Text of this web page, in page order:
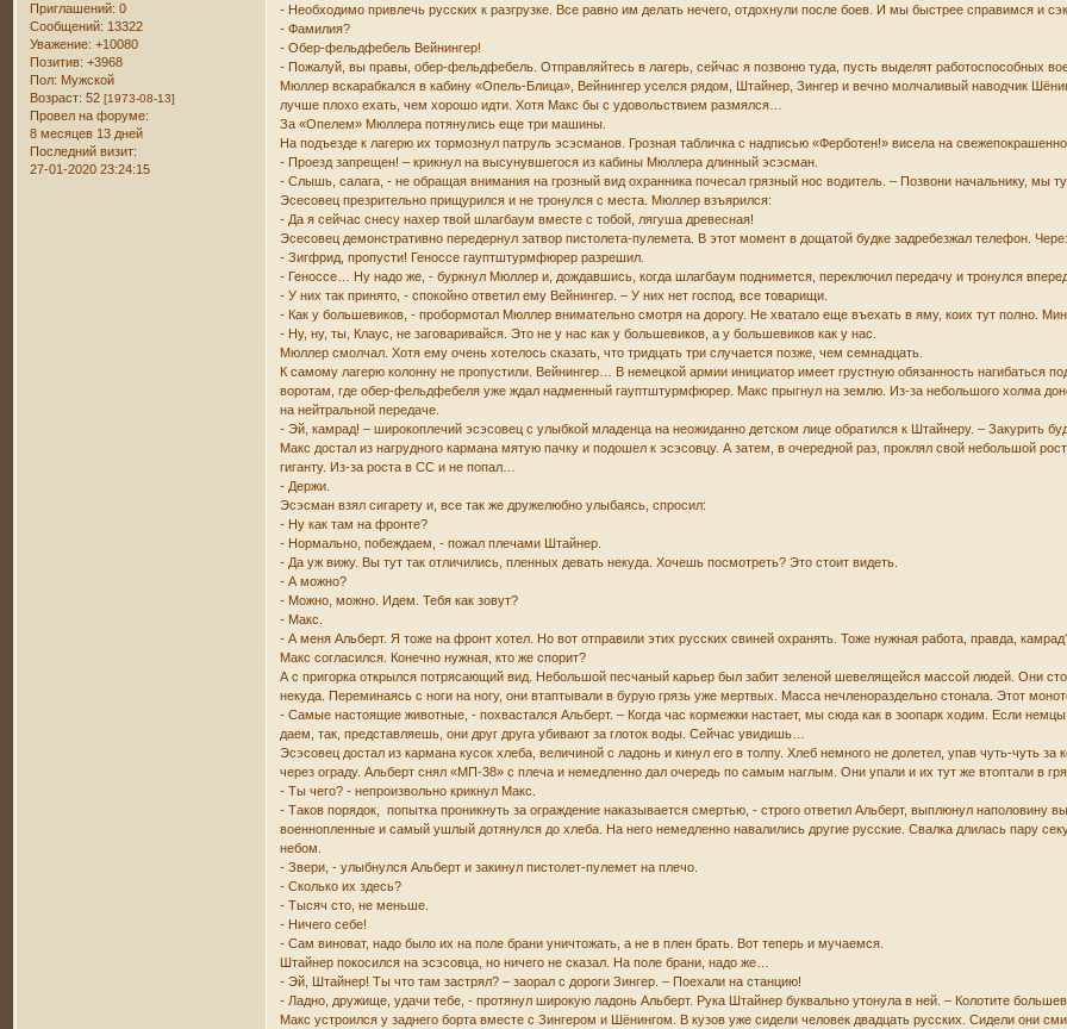
Приглашений: 0
Сообщений: 13322
Уважение: +10080
Позитив: +3968
Пол: Мужской
Возраст: 52[1973-08-13]
Провел на форуме:
8 месяцев 13 дней
Последний визит:
27-01-2020 23:24:15
- Необходимо привлечь русских к разгрузке. Все равно им делать нечего, отдохнули после боев. И мы быстрее справимся и
- Фамилия?
- Обер-фельдфебель Вейнингер!
- Пожалуй, вы правы, обер-фельдфебель. Отправляйтесь в лагерь, сейчас я позвоню туда, пусть выделят работоспособных
Мюллер вскарабкался в кабину «Опель-Блица», Вейнингер уселся рядом, Штайнер, Зингер и вечно молчаливый наводчик
лучше плохо ехать, чем хорошо идти. Хотя Макс бы с удовольствием размялся…
За «Опелем» Мюллера потянулись еще три машины.
На подъезде к лагерю их тормознул патруль эсэсманов. Грозная табличка с надписью «Ферботен!» висела на
- Проезд запрещен! – крикнул на высунувшегося из кабины Мюллера длинный эсэсман.
- Слышь, салага, - не обращая внимания на грозный вид охранника почесал грязный нос водитель. – Позвони начальнику, мы
Эсесовец презрительно прищурился и не тронулся с места. Мюллер взъярился:
- Да я сейчас снесу нахер твой шлагбаум вместе с тобой, лягуша древесная!
Эсесовец демонстративно передернул затвор пистолета-пулемета. В этот момент в дощатой будке задребезжал телефон.
- Зигфрид, пропусти! Геноссе гауптштурмфюрер разрешил.
- Геноссе… Ну надо же, - буркнул Мюллер и, дождавшись, когда шлагбаум поднимется, переключил передачу и тронулся
- У них так принято, - спокойно ответил ему Вейнингер. – У них нет господ, все товарищи.
- Как у большевиков, - пробормотал Мюллер внимательно смотря на дорогу. Не хватало еще въехать в яму, коих тут полно.
- Ну, ну, ты, Клаус, не заговаривайся. Это не у нас как у большевиков, а у большевиков как у нас.
Мюллер смолчал. Хотя ему очень хотелось сказать, что тридцать три случается позже, чем семнадцать.
К самому лагерю колонну не пропустили. Вейнингер… В немецкой армии инициатор имеет грустную обязанность нагибаться
воротам, где обер-фельдфебеля уже ждал надменный гауптштурмфюрер. Макс прыгнул на землю. Из-за небольшого холма
на нейтральной передаче.
- Эй, камрад! – широкоплечий эсэсовец с улыбкой младенца на неожиданно детском лице обратился к Штайнеру. – Закурить
Макс достал из нагрудного кармана мятую пачку и подошел к эсэсовцу. А затем, в очередной раз, проклял свой небольшой
гиганту. Из-за роста в СС и не попал…
- Держи.
Эсэсман взял сигарету и, все так же дружелюбно улыбаясь, спросил:
- Ну как там на фронте?
- Нормально, побеждаем, - пожал плечами Штайнер.
- Да уж вижу. Вы тут так отличились, пленных девать некуда. Хочешь посмотреть? Это стоит видеть.
- А можно?
- Можно, можно. Идем. Тебя как зовут?
- Макс.
- А меня Альберт. Я тоже на фронт хотел. Но вот отправили этих русских свиней охранять. Тоже нужная работа, правда,
Макс согласился. Конечно нужная, кто же спорит?
А с пригорка открылся потрясающий вид. Небольшой песчаный карьер был забит зеленой шевелящейся массой людей. Они
некуда. Переминаясь с ноги на ногу, они втаптывали в бурую грязь уже мертвых. Масса нечленораздельно стонала. Этот
- Самые настоящие животные, - похвастался Альберт. – Когда час кормежки настает, мы сюда как в зоопарк ходим. Если
даем, так, представляешь, они друг друга убивают за глоток воды. Сейчас увидишь…
Эсэсовец достал из кармана кусок хлеба, величиной с ладонь и кинул его в толпу. Хлеб немного не долетел, упав чуть-чуть
через ограду. Альберт снял «МП-38» с плеча и немедленно дал очередь по самым наглым. Они упали и их тут же втоптали в
- Ты чего? - непроизвольно крикнул Макс.
- Таков порядок, попытка проникнуть за ограждение наказывается смертью, - строго ответил Альберт, выплюнул наполовину
военнопленные и самый ушлый дотянулся до хлеба. На него немедленно навалились другие русские. Свалка длилась пару
небом.
- Звери, - улыбнулся Альберт и закинул пистолет-пулемет на плечо.
- Сколько их здесь?
- Тысяч сто, не меньше.
- Ничего себе!
- Сам виноват, надо было их на поле брани уничтожать, а не в плен брать. Вот теперь и мучаемся.
Штайнер покосился на эсэсовца, но ничего не сказал. На поле брани, надо же…
- Эй, Штайнер! Ты что там застрял? – заорал с дороги Зингер. – Поехали на станцию!
- Ладно, дружище, удачи тебе, - протянул широкую ладонь Альберт. Рука Штайнер буквально утонула в ней. – Колотите
Макс устроился у заднего борта вместе с Зингером и Шёнингом. В кузов уже сидели человек двадцать русских. Сидели они